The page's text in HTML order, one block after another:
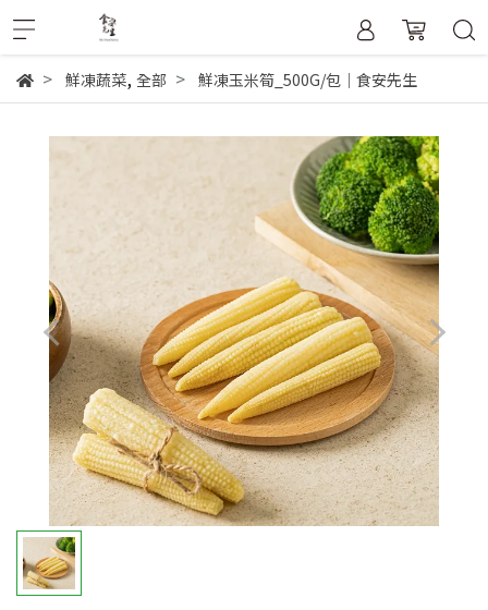
鮮凍蔬菜, 全部 鮮凍玉米筍_500G/包｜食安先生